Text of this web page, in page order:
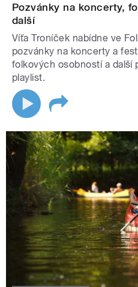
Pozvánky na koncerty,
další
Víťa Troníček nabídne ve
pozvánky na koncerty a
folkových osobností a další
playlist.